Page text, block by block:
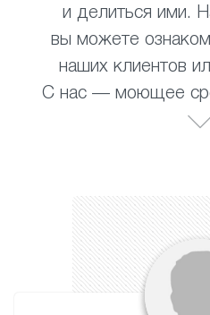
и делиться ими.
вы можете
наших клиентов
С нас — моющее